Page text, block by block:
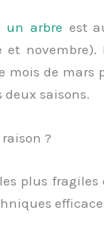
un arbre est
et
mois de
deux saisons.
?
plus